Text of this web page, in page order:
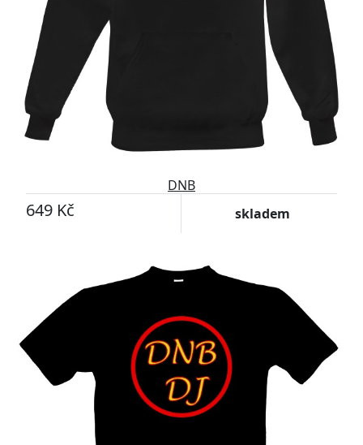
DNB
649 Kč skladem